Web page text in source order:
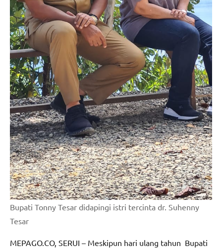
Bupati Tonny Tesar didapingi istri tercinta dr. Suhenny
Tesar
MEPAGO.CO, SERUI – Meskipun hari ulang tahun Bupati